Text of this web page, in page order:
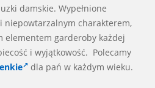
damskie. Wypełnione
niepowtarzalnym charakterem,
elementem garderoby każdej
i wyjątkowość. Polecamy
dla pań w każdym wieku.